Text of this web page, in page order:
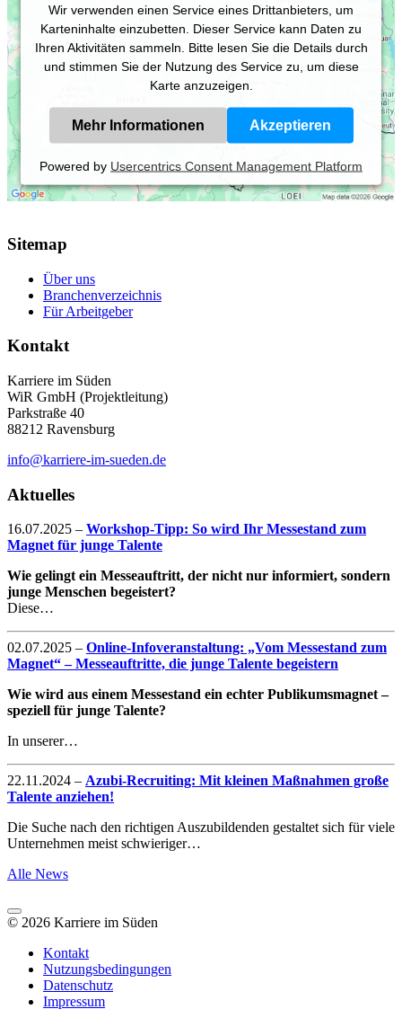
Wir verwenden einen Service eines Drittanbieters, um
Karteninhalte einzubetten. Dieser Service kann Daten zu
Ihren Aktivitäten sammeln. Bitte lesen Sie die Details durch
und stimmen Sie der Nutzung des Service zu, um diese
Karte anzuzeigen.
Mehr Informationen Akzeptieren
Powered by Usercentrics Consent Management Platform
Sitemap
Über uns
Branchenverzeichnis
Für Arbeitgeber
Kontakt
Karriere im Süden
WiR GmbH (Projektleitung)
Parkstraße 40
88212 Ravensburg
info@karriere-im-sueden.de
Aktuelles
16.07.2025 – Workshop-Tipp: So wird Ihr Messestand zum
Magnet für junge Talente
Wie gelingt ein Messeauftritt, der nicht nur informiert, sondern
junge Menschen begeistert?
Diese…
02.07.2025 – Online-Infoveranstaltung: „Vom Messestand zum
Magnet“ – Messeauftritte, die junge Talente begeistern
Wie wird aus einem Messestand ein echter Publikumsmagnet –
speziell für junge Talente?
In unserer…
22.11.2024 – Azubi-Recruiting: Mit kleinen Maßnahmen große
Talente anziehen!
Die Suche nach den richtigen Auszubildenden gestaltet sich für viele
Unternehmen meist schwieriger…
Alle News
© 2026 Karriere im Süden
Kontakt
Nutzungsbedingungen
Datenschutz
Impressum